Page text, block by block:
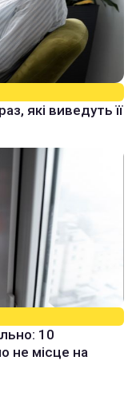
які виведуть її
10
не місце на